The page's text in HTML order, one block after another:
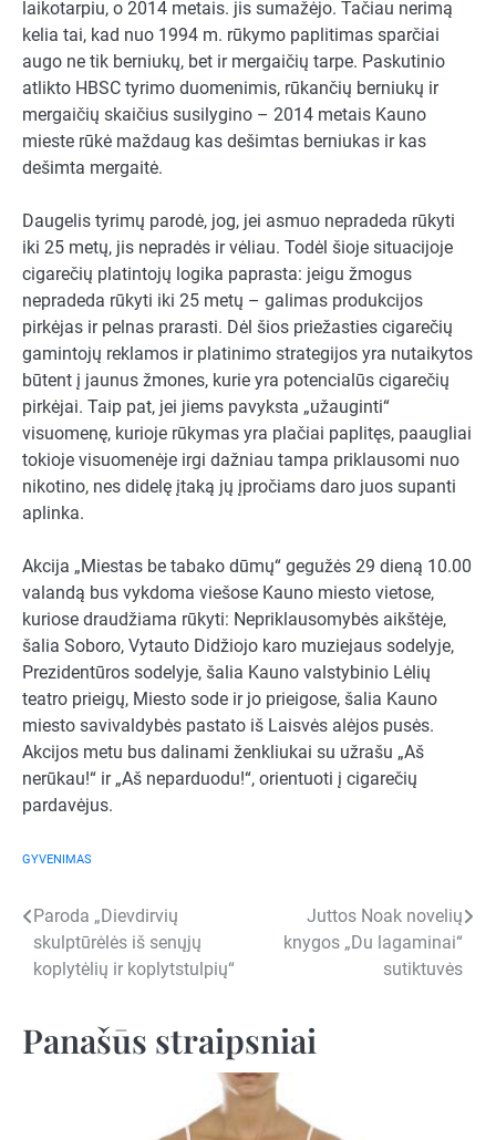
laikotarpiu, o 2014 metais. jis sumažėjo. Tačiau nerimą
kelia tai, kad nuo 1994 m. rūkymo paplitimas sparčiai
augo ne tik berniukų, bet ir mergaičių tarpe. Paskutinio
atlikto HBSC tyrimo duomenimis, rūkančių berniukų ir
mergaičių skaičius susilygino – 2014 metais Kauno
mieste rūkė maždaug kas dešimtas berniukas ir kas
dešimta mergaitė.
Daugelis tyrimų parodė, jog, jei asmuo nepradeda rūkyti
iki 25 metų, jis nepradės ir vėliau. Todėl šioje situacijoje
cigarečių platintojų logika paprasta: jeigu žmogus
nepradeda rūkyti iki 25 metų – galimas produkcijos
pirkėjas ir pelnas prarasti. Dėl šios priežasties cigarečių
gamintojų reklamos ir platinimo strategijos yra nutaikytos
būtent į jaunus žmones, kurie yra potencialūs cigarečių
pirkėjai. Taip pat, jei jiems pavyksta „užauginti“
visuomenę, kurioje rūkymas yra plačiai paplitęs, paaugliai
tokioje visuomenėje irgi dažniau tampa priklausomi nuo
nikotino, nes didelę įtaką jų įpročiams daro juos supanti
aplinka.
Akcija „Miestas be tabako dūmų“ gegužės 29 dieną 10.00
valandą bus vykdoma viešose Kauno miesto vietose,
kuriose draudžiama rūkyti: Nepriklausomybės aikštėje,
šalia Soboro, Vytauto Didžiojo karo muziejaus sodelyje,
Prezidentūros sodelyje, šalia Kauno valstybinio Lėlių
teatro prieigų, Miesto sode ir jo prieigose, šalia Kauno
miesto savivaldybės pastato iš Laisvės alėjos pusės.
Akcijos metu bus dalinami ženkliukai su užrašu „Aš
nerūkau!“ ir „Aš neparduodu!“, orientuoti į cigarečių
pardavėjus.
GYVENIMAS
Navigacija
tarp
Paroda „Dievdirvių
skulptūrėlės iš senųjų
koplytėlių ir koplytstulpių“
Juttos Noak novelių
knygos „Du lagaminai“
sutiktuvės
Panašūs straipsniai